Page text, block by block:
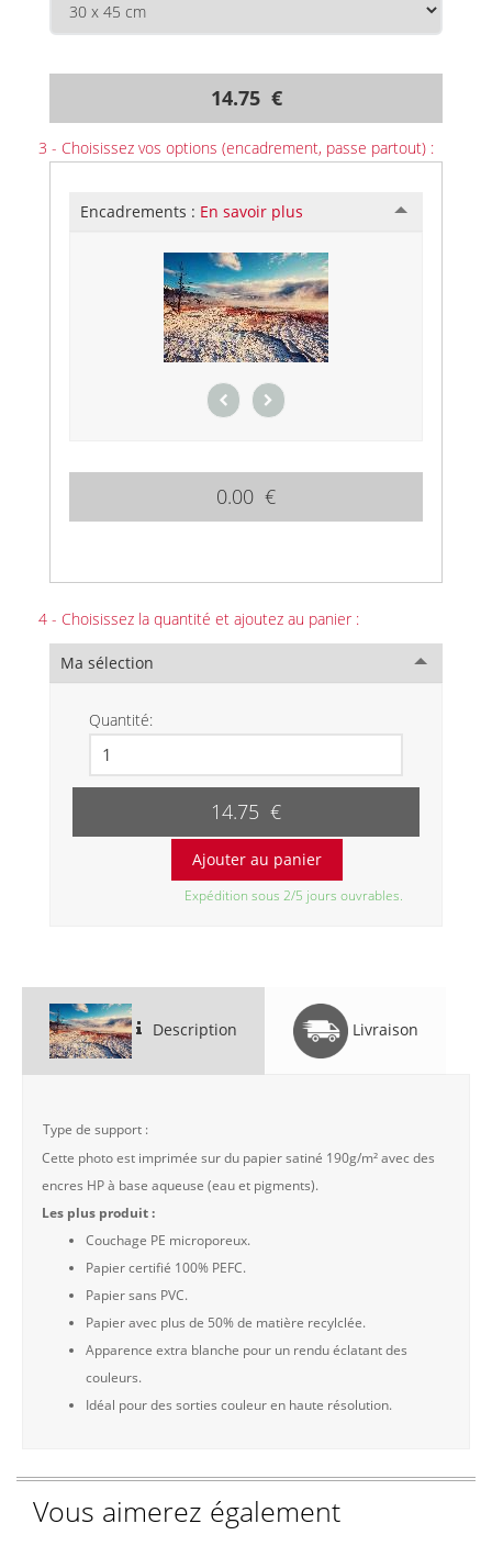
14.75 €
3 - Choisissez vos options (encadrement, passe partout) :
Encadrements : En savoir plus
0.00 €
4 - Choisissez la quantité et ajoutez au panier :
Ma sélection
Quantité:
14.75 €
Expédition sous 2/5 jours ouvrables.
Description Livraison
Type de support :
Cette photo est imprimée sur du papier satiné 190g/m² avec des
encres HP à base aqueuse (eau et pigments).
Les plus produit :
Couchage PE microporeux.
Papier certifié 100% PEFC.
Papier sans PVC.
Papier avec plus de 50% de matière recylclée.
Apparence extra blanche pour un rendu éclatant des
couleurs.
Idéal pour des sorties couleur en haute résolution.
Vous aimerez également